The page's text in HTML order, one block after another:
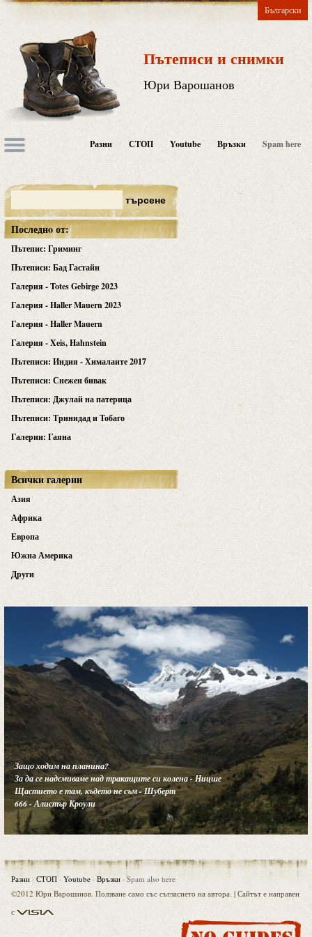
Български
Пътеписи и снимки
Юри Варошанов
Разни СТОП Youtube Връзки Spam here
Последнo от:
Пътепис: Гриминг
Пътеписи: Бад Гастайн
Галерия - Totes Gebirge 2023
Галерия - Haller Mauern 2023
Галерия - Haller Mauern
Галерия - Xeis, Hahnstein
Пътеписи: Индия - Хималаите 2017
Пътеписи: Снежен бивак
Пътеписи: Джулай на патерица
Пътеписи: Тринидад и Тобаго
Галерии: Гаяна
Всички галерии
Азия
Африка
Европа
Южна Америка
Други
Защо ходим на планина?
За да се надсмиваме над тракащите си колена - Ницше
Щастието е там, където не съм - Шуберт
666 - Алистър Кроули
Разни · СТОП · Youtube · Връзки · Spam also here
©2012 Юри Варошанов. Ползване само със съгласието на автора. | Сайтът е направен
с Visia